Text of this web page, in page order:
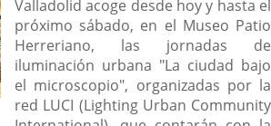
Valladolid acoge desde hoy y hasta el
próximo sábado, en el Museo Patio
Herreriano, las jornadas de
iluminación urbana "La ciudad bajo
el microscopio", organizadas por la
red LUCI (Lighting Urban Community